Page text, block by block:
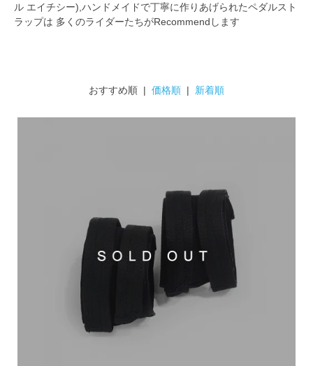
ル エイチシー),ハンドメイドで丁寧に作りあげられたペダルスト
ラップは 多くのライダーたちがRecommendします
おすすめ順 | 価格順 | 新着順